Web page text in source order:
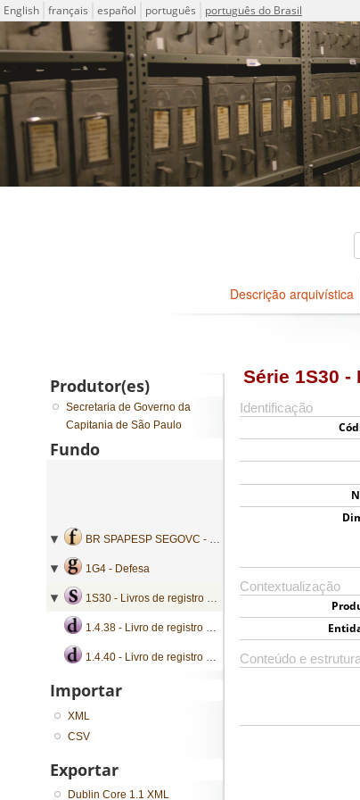
Idioma
English français español português português do Brasil
Descrições
Projeto ICA-AtoM
Descrição arquivística
Série 1S30
Identificação
Contextualização
Conteúdo e estrutura
Produtor(es)
Secretaria de Governo da
Capitania de São Paulo
Fundo
BR SPAPESP SEGOVC - Secretaria de Governo da Capitania de São Paulo
1G4 - Defesa
1S30 - Livros de registro geral de mercês
1.4.38 - Livro de registro de alvarás, avisos, baixas, cartas patente, licenças, nomeações, passagens, portarias, procurações e provisões
1.4.40 - Livro de registro de alvarás, cartas patente, cartas régias, decretos, portarias e provisões
Importar
XML
CSV
Exportar
Dublin Core 1.1 XML